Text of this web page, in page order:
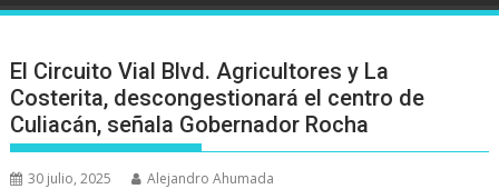
El Circuito Vial Blvd. Agricultores y La
Costerita, descongestionará el centro de
Culiacán, señala Gobernador Rocha
30 julio, 2025 Alejandro Ahumada